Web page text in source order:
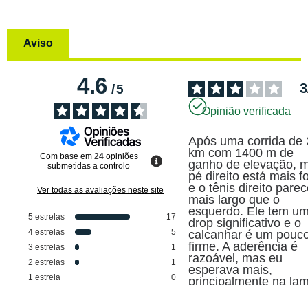
Aviso
4.6/5
Com base em 24 opiniões
submetidas a controlo
Ver todas as avaliações neste site
5 estrelas
17
4 estrelas
5
3 estrelas
1
2 estrelas
1
1 estrela 0
3
Opinião verificada
Após uma corrida de
km com 1400 m de
ganho de elevação,
pé direito está mais
e o tênis direito
mais largo que o
esquerdo. Ele tem
drop significativo e o
calcanhar é um
firme. A aderência é
razoável, mas eu
esperava mais,
principalmente na